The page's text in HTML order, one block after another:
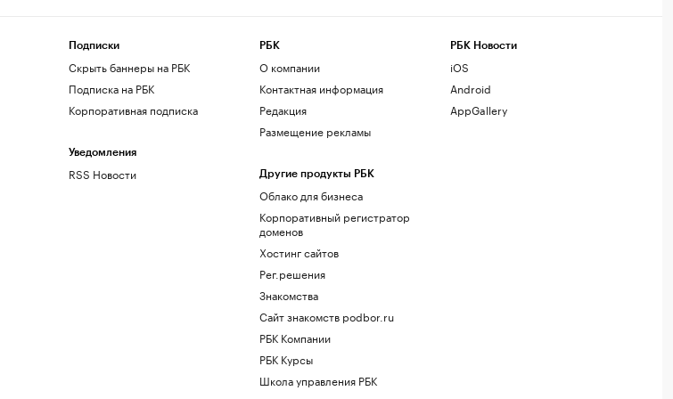
Подписки
Скрыть баннеры на РБК
Подписка на РБК
Корпоративная подписка
Уведомления
RSS Новости
РБК
О компании
Контактная информация
Редакция
Размещение рекламы
Другие продукты РБК
Облако для бизнеса
Корпоративный регистратор
доменов
Хостинг сайтов
Рег.решения
Знакомства
Сайт знакомств podbor.ru
РБК Компании
РБК Курсы
Школа управления РБК
РБК Новости
iOS
Android
AppGallery